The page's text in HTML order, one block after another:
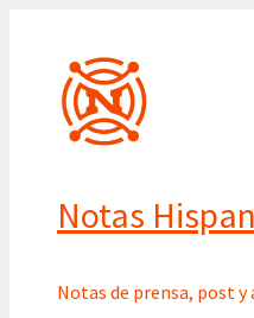
contenido
Notas
Notas de prensa, post